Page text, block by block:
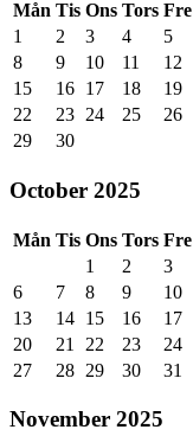
Mån Tis Ons Tors Fre
1
2 3 4 5
8
9 10 11 12
15
16 17 18 19
22
23 24 25 26
29
30
October 2025
Mån Tis Ons Tors Fre
1
2 3
6
7 8 9 10
13
14 15 16 17
20
21 22 23 24
27
28 29 30 31
November 2025